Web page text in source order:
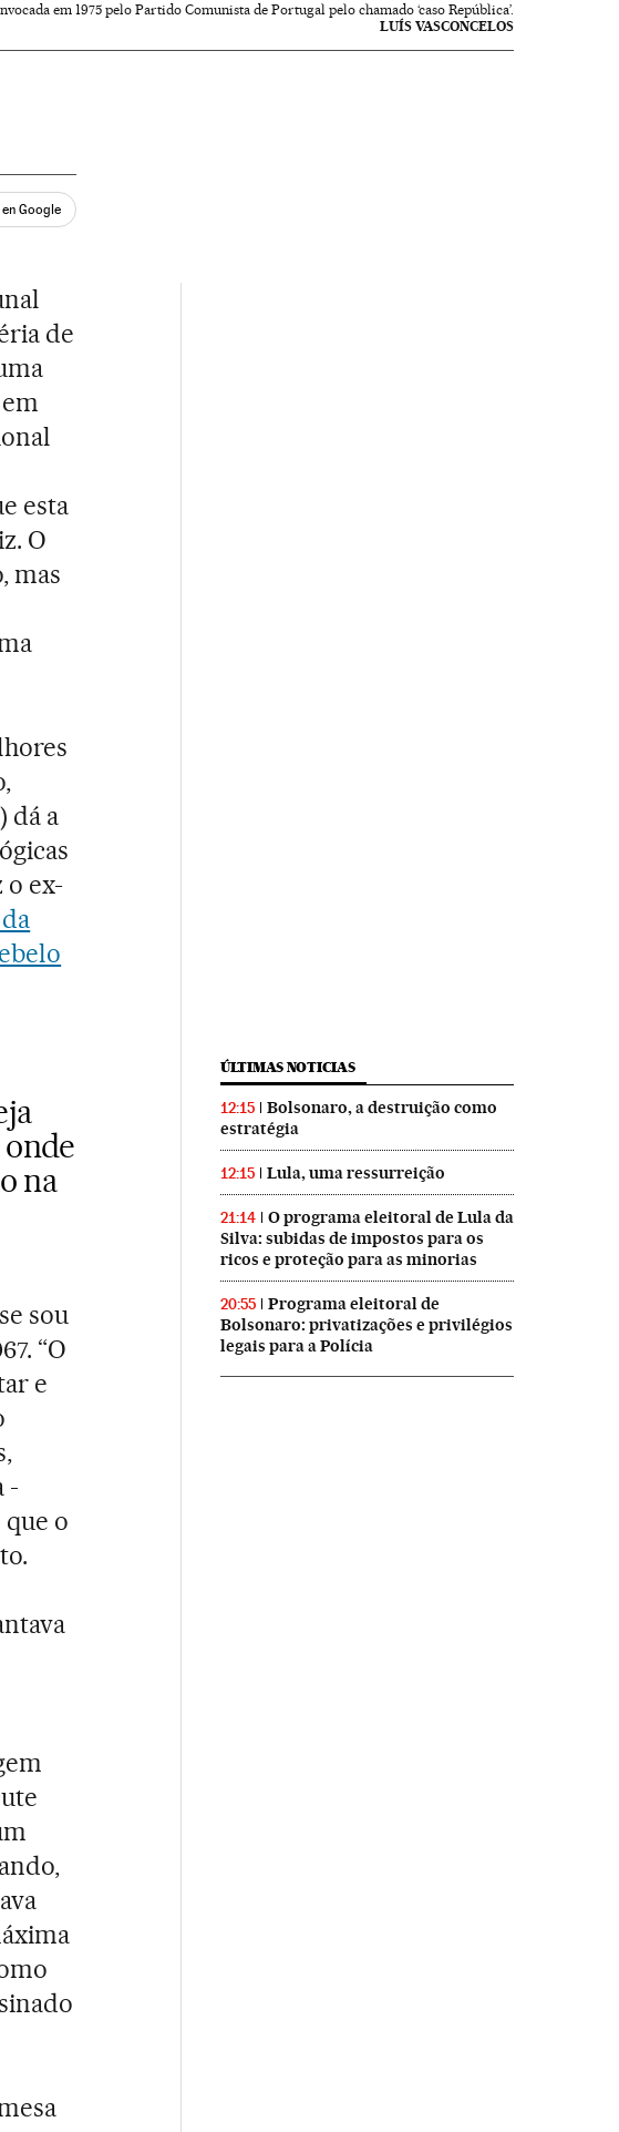
em 1975 pelo Partido Comunista de Portugal pelo chamado ‘caso República’.
LUÍS VASCONCELOS
Google
de
esta
O
mas
dá a
o ex-
na
sou
“O
e
-
o
ÚLTIMAS NOTICIAS
12:15
Bolsonaro, a destruição como
estratégia
12:15 Lula, uma ressurreição
21:14
O programa eleitoral de Lula da
Silva: subidas de impostos para os
ricos e proteção para as minorias
20:55
Programa eleitoral de
Bolsonaro: privatizações e privilégios
legais para a Polícia